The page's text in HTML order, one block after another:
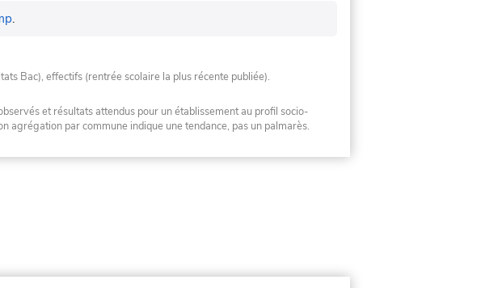
.
Bac), effectifs (rentrée scolaire la plus récente publiée).
et résultats attendus pour un établissement au profil socio-
agrégation par commune indique une tendance, pas un palmarès.